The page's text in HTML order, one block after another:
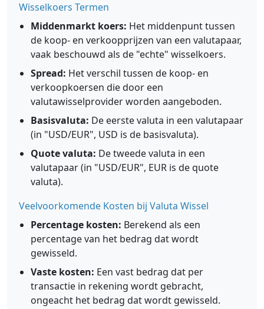
Wisselkoers Termen
Middenmarkt koers: Het middenpunt tussen
de koop- en verkoopprijzen van een valutapaar,
vaak beschouwd als de "echte" wisselkoers.
Spread: Het verschil tussen de koop- en
verkoopkoersen die door een
valutawisselprovider worden aangeboden.
Basisvaluta: De eerste valuta in een valutapaar
(in "USD/EUR", USD is de basisvaluta).
Quote valuta: De tweede valuta in een
valutapaar (in "USD/EUR", EUR is de quote
valuta).
Veelvoorkomende Kosten bij Valuta Wissel
Percentage kosten: Berekend als een
percentage van het bedrag dat wordt
gewisseld.
Vaste kosten: Een vast bedrag dat per
transactie in rekening wordt gebracht,
ongeacht het bedrag dat wordt gewisseld.